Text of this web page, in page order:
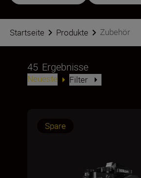
Startseite Produkte Zubehör
45 Ergebnisse
Neueste Filter
Spare